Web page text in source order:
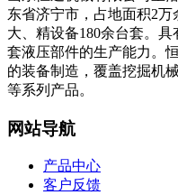
东省济宁市，占地面积2
大、精设备180余台套。
套液压部件的生产能力。
的装备制造，覆盖挖掘机
等系列产品。
网站导航
产品中心
客户反馈